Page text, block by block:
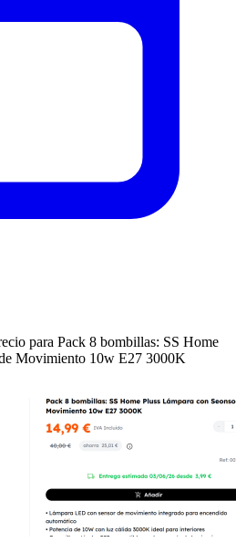
para Pack 8 bombillas: SS Home
Movimiento 10w E27 3000K